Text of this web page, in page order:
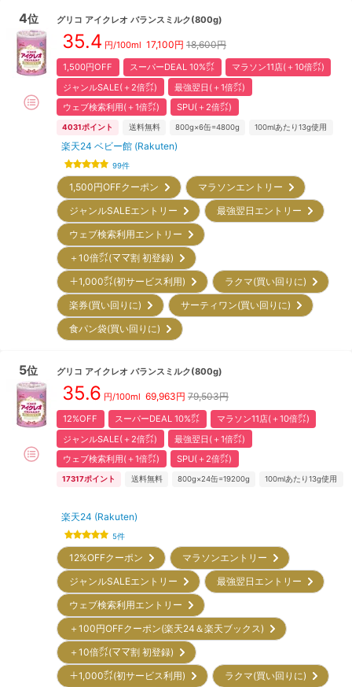
4位 グリコ アイクレオ バランスミルク(800g)
35.4 円/100ml 17,100円 18,600円
1,500円OFF スーパーDEAL 10%㌽
マラソン11店(＋10倍㌽)
ジャンルSALE(＋2倍㌽)
最強翌日(＋1倍㌽)
ウェブ検索利用(＋1倍㌽)
SPU(＋2倍㌽)
4031ポイント 送料無料 800g×6缶=4800g 100mlあたり13g使用
楽天24 ベビー館 (Rakuten)
99件
1,500円OFFクーポン
マラソンエントリー
ジャンルSALEエントリー
最強翌日エントリー
ウェブ検索利用エントリー
＋10倍㌽(ママ割 初登録)
＋1,000㌽(初サービス利用)
ラクマ(買い回りに)
楽券(買い回りに)
サーティワン(買い回りに)
食パン袋(買い回りに)
5位 グリコ アイクレオ バランスミルク(800g)
35.6 円/100ml 69,963円 79,503円
12%OFF スーパーDEAL 10%㌽
マラソン11店(＋10倍㌽)
ジャンルSALE(＋2倍㌽)
最強翌日(＋1倍㌽)
ウェブ検索利用(＋1倍㌽)
SPU(＋2倍㌽)
17317ポイント 送料無料 800g×24缶=19200g 100mlあたり13g使用
楽天24 (Rakuten)
5件
12%OFFクーポン
マラソンエントリー
ジャンルSALEエントリー
最強翌日エントリー
ウェブ検索利用エントリー
＋100円OFFクーポン(楽天24＆楽天ブックス)
＋10倍㌽(ママ割 初登録)
＋1,000㌽(初サービス利用)
ラクマ(買い回りに)